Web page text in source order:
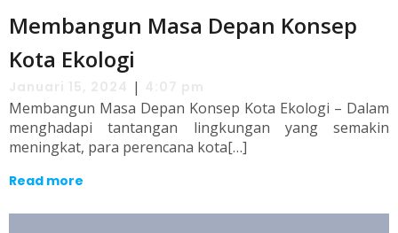
Membangun Masa Depan Konsep
Kota Ekologi
|
Membangun Masa Depan Konsep Kota Ekologi – Dalam
menghadapi tantangan lingkungan yang semakin
meningkat, para perencana kota[…]
Read more